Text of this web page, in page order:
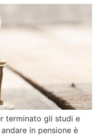
terminato gli studi e
in pensione è